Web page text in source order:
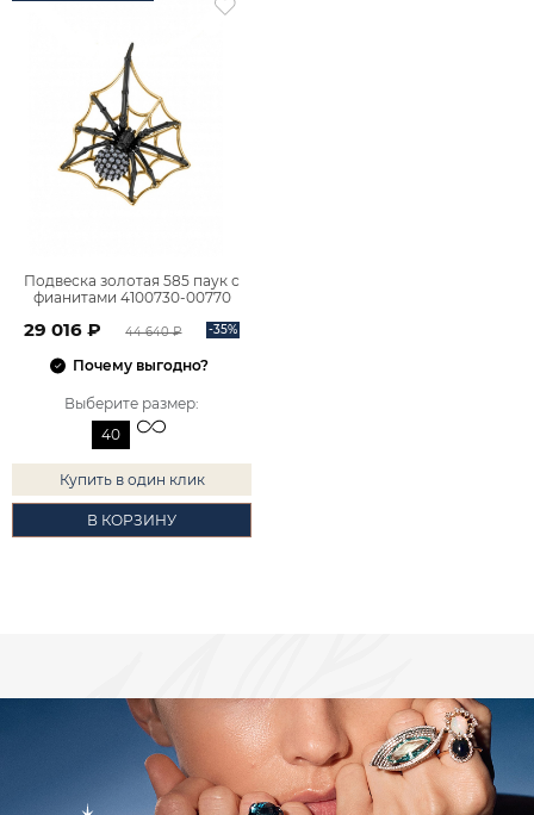
Подвеска золотая 585 паук с
фианитами 4100730-00770
29 016 ₽ 44 640 ₽ -35%
Почему выгодно?
Выберите размер:
40
Купить в один клик
В КОРЗИНУ